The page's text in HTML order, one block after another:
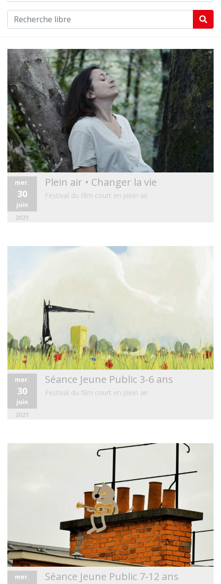
mer.
30
juin
2021
Plein air • Changer la vie
Festival du film court en plein air
mer.
30
juin
2021
Séance Jeune Public 3-6 ans
Festival du film court en plein air
mer. Séance Jeune Public 7-12 ans